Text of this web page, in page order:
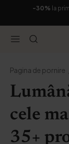
-30% la
Pagina de pornire
cele
35+